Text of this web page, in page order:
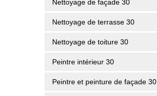
Nettoyage de façade 30
Nettoyage de terrasse 30
Nettoyage de toiture 30
Peintre intérieur 30
Peintre et peinture de façade 30